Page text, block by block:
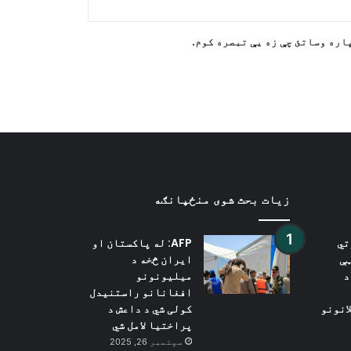
وکیلانو او روغتیا پاملرنې ته
وساتئ چې زه یې تبصره کوم.
زیات بحث شوی منځپانګه
AFP: له پاکستان او
ایران څخه د
میلیونونو
افغانانو راستنیدل
کولی شي د داعش د
پراختیا لامل شي
سپتمبر 26, 2025